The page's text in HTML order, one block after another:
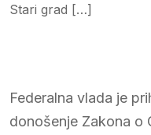
Stari grad […]
Federalna vlada je
donošenje Zakona o